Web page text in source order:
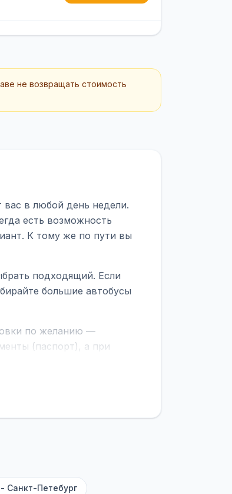
не возвращать стоимость
в любой день недели.
есть возможность
К тому же по пути вы
подходящий. Если
большие автобусы
по желанию —
(паспорт), а при
зарядка
«Детали рейса»
Санкт-Петебург